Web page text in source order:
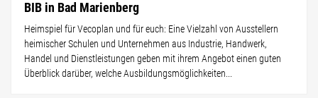
BIB in Bad Marienberg
Heimspiel für Vecoplan und für euch: Eine Vielzahl von Ausstellern
heimischer Schulen und Unternehmen aus Industrie, Handwerk,
Handel und Dienstleistungen geben mit ihrem Angebot einen guten
Überblick darüber, welche Ausbildungsmöglichkeiten...